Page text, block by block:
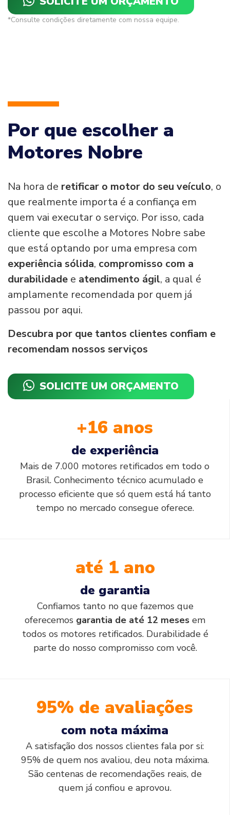
*Consulte condições diretamente com nossa equipe.
Por que escolher a
Motores Nobre
Na hora de retificar o motor do seu veículo, o
que realmente importa é a confiança em
quem vai executar o serviço. Por isso, cada
cliente que escolhe a Motores Nobre sabe
que está optando por uma empresa com
experiência sólida, compromisso com a
durabilidade e atendimento ágil, a qual é
amplamente recomendada por quem já
passou por aqui.
Descubra por que tantos clientes confiam e
recomendam nossos serviços
SOLICITE UM ORÇAMENTO
+16 anos
de experiência
Mais de 7.000 motores retificados em todo o
Brasil. Conhecimento técnico acumulado e
processo eficiente que só quem está há tanto
tempo no mercado consegue oferece.
até 1 ano
de garantia
Confiamos tanto no que fazemos que
oferecemos garantia de até 12 meses em
todos os motores retificados. Durabilidade é
parte do nosso compromisso com você.
95% de avaliações
com nota máxima
A satisfação dos nossos clientes fala por si:
95% de quem nos avaliou, deu nota máxima.
São centenas de recomendações reais, de
quem já confiou e aprovou.